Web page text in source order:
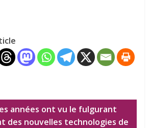
années ont vu le fulgurant
des nouvelles technologies de